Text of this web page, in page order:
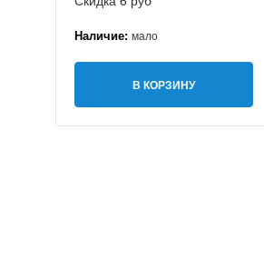
Наличие: мало
В КОРЗИНУ